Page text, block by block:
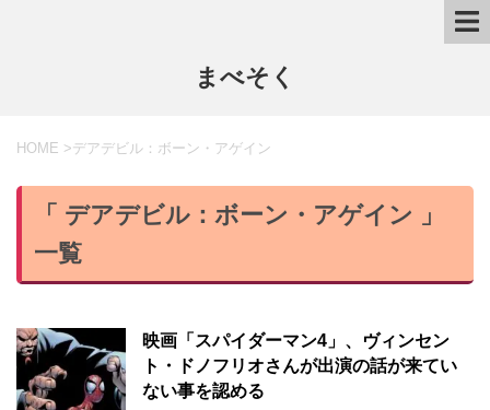
まべそく
HOME >デアデビル：ボーン・アゲイン
「 デアデビル：ボーン・アゲイン 」
一覧
映画「スパイダーマン4」、ヴィンセン
ト・ドノフリオさんが出演の話が来てい
ない事を認める